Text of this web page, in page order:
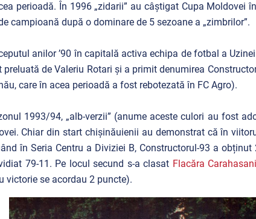
perioadă. În 1996 „zidarii” au câștigat Cupa Moldovei
campioană după o dominare de 5 sezoane a „zimbrilor”.
anilor ’90 în capitală activa echipa de fotbal a
preluată de Valeriu Rotari și a primit denumirea
care în acea perioadă a fost rebotezată în FC Agro).
1993/94, „alb-verzii” (anume aceste culori au fost
Chiar din start chișinăuienii au demonstrat că în
în Seria Centru a Diviziei B, Constructorul-93 a
79-11. Pe locul secund s-a clasat Flacăra Carahasani
victorie se acordau 2 puncte).